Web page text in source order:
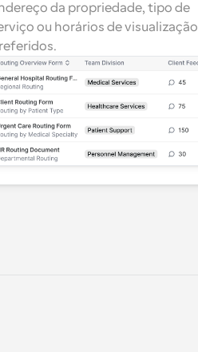
da propriedade, tipo de
ou horários de visualização